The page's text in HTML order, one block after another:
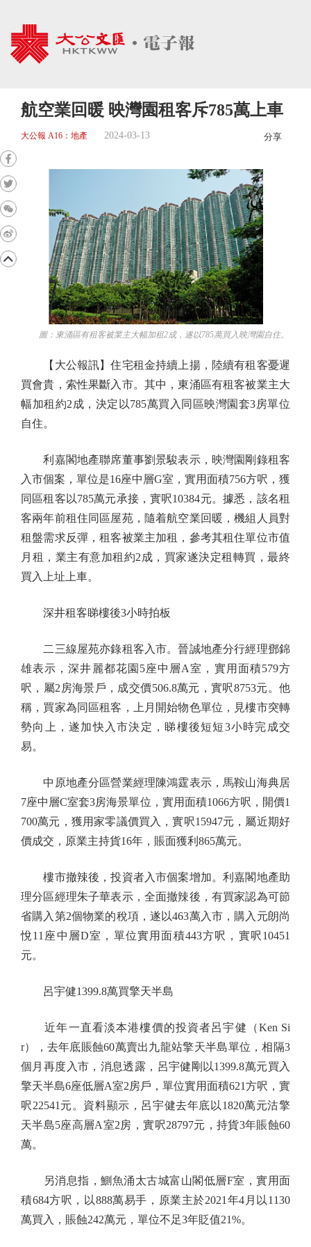
航空業回暖 映灣園租客斥785萬上車
大公報 A16：地產 2024-03-13 分享
圖：東涌區有租客被業主大幅加租2成，遂以785萬買入映灣園自住。
【大公報訊】住宅租金持續上揚，陸續有租客憂遲
買會貴，索性果斷入市。其中，東涌區有租客被業主大
幅加租約2成，決定以785萬買入同區映灣園套3房單位
自住。
利嘉閣地產聯席董事劉景駿表示，映灣園剛錄租客
入市個案，單位是16座中層G室，實用面積756方呎，獲
同區租客以785萬元承接，實呎10384元。據悉，該名租
客兩年前租住同區屋苑，隨着航空業回暖，機組人員對
租盤需求反彈，租客被業主加租，參考其租住單位市值
月租，業主有意加租約2成，買家遂決定租轉買，最終
買入上址上車。
深井租客睇樓後3小時拍板
二三線屋苑亦錄租客入市。晉誠地產分行經理鄧錦
雄表示，深井麗都花園5座中層A室，實用面積579方
呎，屬2房海景戶，成交價506.8萬元，實呎8753元。他
稱，買家為同區租客，上月開始物色單位，見樓市突轉
勢向上，遂加快入市決定，睇樓後短短3小時完成交
易。
中原地產分區營業經理陳鴻霆表示，馬鞍山海典居
7座中層C室套3房海景單位，實用面積1066方呎，開價1
700萬元，獲用家零議價買入，實呎15947元，屬近期好
價成交，原業主持貨16年，賬面獲利865萬元。
樓市撤辣後，投資者入市個案增加。利嘉閣地產助
理分區經理朱子華表示，全面撤辣後，有買家認為可節
省購入第2個物業的稅項，遂以463萬入市，購入元朗尚
悅11座中層D室，單位實用面積443方呎，實呎10451
元。
呂宇健1399.8萬買擎天半島
近年一直看淡本港樓價的投資者呂宇健（Ken Si
r），去年底賬蝕60萬賣出九龍站擎天半島單位，相隔3
個月再度入市，消息透露，呂宇健剛以1399.8萬元買入
擎天半島6座低層A室2房戶，單位實用面積621方呎，實
呎22541元。資料顯示，呂宇健去年底以1820萬元沽擎
天半島5座高層A室2房，實呎28797元，持貨3年賬蝕60
萬。
另消息指，鰂魚涌太古城富山閣低層F室，實用面
積684方呎，以888萬易手，原業主於2021年4月以1130
萬買入，賬蝕242萬元，單位不足3年貶值21%。